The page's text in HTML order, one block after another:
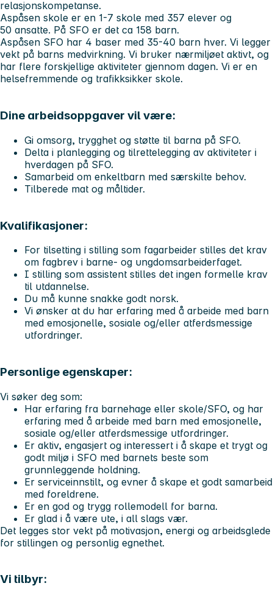
relasjonskompetanse.
Aspåsen skole er en 1-7 skole med 357 elever og
50 ansatte. På SFO er det ca 158 barn.
Aspåsen SFO har 4 baser med 35-40 barn hver. Vi legger
vekt på barns medvirkning. Vi bruker nærmiljøet aktivt, og
har flere forskjellige aktiviteter gjennom dagen. Vi er en
helsefremmende og trafikksikker skole.
Dine arbeidsoppgaver vil være:
Gi omsorg, trygghet og støtte til barna på SFO.
Delta i planlegging og tilrettelegging av aktiviteter i
hverdagen på SFO.
Samarbeid om enkeltbarn med særskilte behov.
Tilberede mat og måltider.
Kvalifikasjoner:
For tilsetting i stilling som fagarbeider stilles det krav
om fagbrev i barne- og ungdomsarbeiderfaget.
I stilling som assistent stilles det ingen formelle krav
til utdannelse.
Du må kunne snakke godt norsk.
Vi ønsker at du har erfaring med å arbeide med barn
med emosjonelle, sosiale og/eller atferdsmessige
utfordringer.
Personlige egenskaper:
Vi søker deg som:
Har erfaring fra barnehage eller skole/SFO, og har
erfaring med å arbeide med barn med emosjonelle,
sosiale og/eller atferdsmessige utfordringer.
Er aktiv, engasjert og interessert i å skape et trygt og
godt miljø i SFO med barnets beste som
grunnleggende holdning.
Er serviceinnstilt, og evner å skape et godt samarbeid
med foreldrene.
Er en god og trygg rollemodell for barna.
Er glad i å være ute, i all slags vær.
Det legges stor vekt på motivasjon, energi og arbeidsglede
for stillingen og personlig egnethet.
Vi tilbyr: